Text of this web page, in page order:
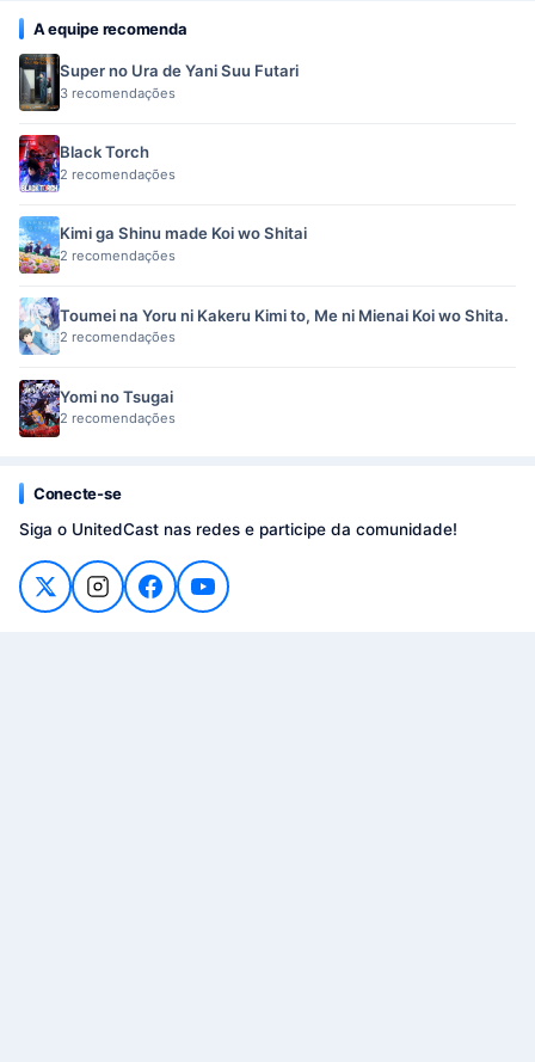
A equipe recomenda
Super no Ura de Yani Suu Futari
3 recomendações
Black Torch
2 recomendações
Kimi ga Shinu made Koi wo Shitai
2 recomendações
Toumei na Yoru ni Kakeru Kimi to, Me ni Mienai Koi wo Shita.
2 recomendações
Yomi no Tsugai
2 recomendações
Conecte-se
Siga o UnitedCast nas redes e participe da comunidade!